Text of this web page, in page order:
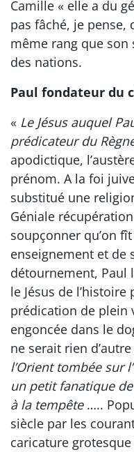
Camille « elle a du
pas fâché, je pense,
même rang que son
des nations.
Paul fondateur du
« Le Jésus auquel
prédicateur du
apodictique,
prénom. A la foi
substitué une
Géniale récupération
soupçonner qu’on
enseignement et de
détournement, Paul
le Jésus de
prédication de plein
engoncée dans le
ne serait rien
l’Orient tombée sur
un petit fanatique
à la tempête…..
siècle par les
caricature